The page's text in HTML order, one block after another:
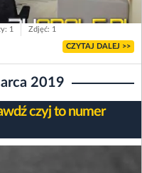
1 Zdjęć: 1
CZYTAJ DALEJ >>
2019
czyj to numer